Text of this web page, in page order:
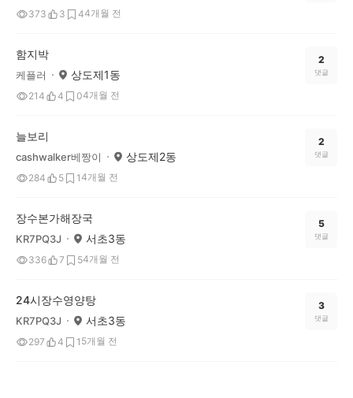
373 3 44개월 전
함지박
케플러 상도제1동
214 4 04개월 전
2
댓글
늘보리
cashwalker베짱이 상도제2동
284 5 14개월 전
2
댓글
장수본가해장국
KR7PQ3J 서초3동
336 7 54개월 전
5
댓글
24시장수영양탕
KR7PQ3J 서초3동
297 4 1 5개월 전
3
댓글